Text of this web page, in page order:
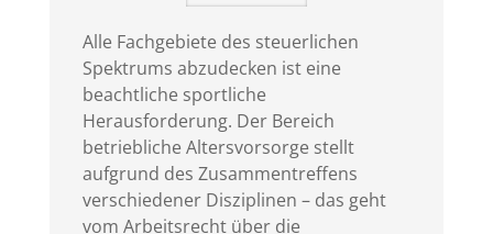
Alle Fachgebiete des steuerlichen
Spektrums abzudecken ist eine
beachtliche sportliche
Herausforderung. Der Bereich
betriebliche Altersvorsorge stellt
aufgrund des Zusammentreffens
verschiedener Disziplinen – das geht
vom Arbeitsrecht über die